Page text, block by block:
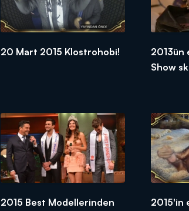
20 Mart 2015 Klostrohobi!
2013ün
Show
2015 Best Modellerinden
2015'in